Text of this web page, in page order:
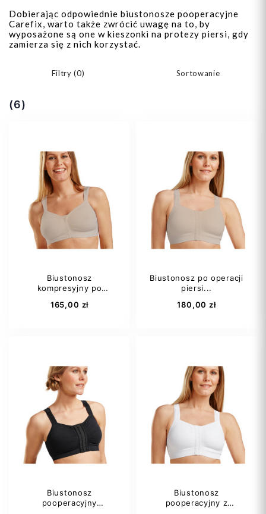
Dobierając odpowiednie biustonosze pooperacyjne
Carefix, warto także zwrócić uwagę na to, by
wyposażone są one w kieszonki na protezy piersi, gdy
zamierza się z nich korzystać.
Filtry (0) Sortowanie
(6)
Biustonosz
kompresyjny po
165,00 zł
S M
Dodaj do koszyka
Biustonosz po operacji
piersi...
180,00 zł
S M
XL
XXL
Dodaj do koszyka
Biustonosz
pooperacyjny
Biustonosz
pooperacyjny z